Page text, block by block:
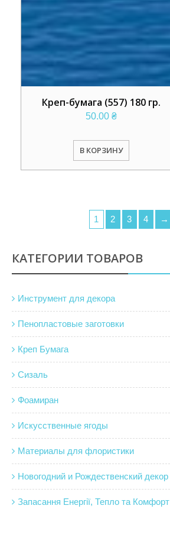
Креп-бумага (557) 180 гр.
50.00 ₴
В КОРЗИНУ
1 2 3 4 →
КАТЕГОРИИ ТОВАРОВ
Инструмент для декора
Пенопластовые заготовки
Креп Бумага
Сизаль
Фоамиран
Искусственные ягоды
Материалы для флористики
Новогодний и Рождественский декор
Запасання Енергії, Тепло та Комфорт